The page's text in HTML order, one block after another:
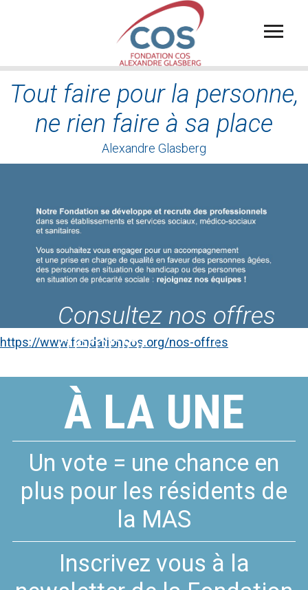
principal
Tout faire pour la personne,
ne rien faire à sa place
Alexandre Glasberg
https://www.fondationcos.org/nos-offres
Consultez nos offres
d'emploi
Le Fablab du COS
CRPF
À LA UNE
Un vote = une chance en
plus pour les résidents de
la MAS
Inscrivez vous à la